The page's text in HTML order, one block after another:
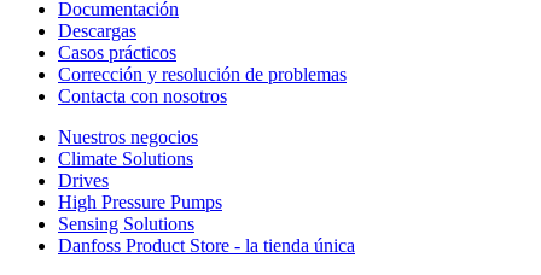
Documentación
Descargas
Casos prácticos
Corrección y resolución de problemas
Contacta con nosotros
Nuestros negocios
Climate Solutions
Drives
High Pressure Pumps
Sensing Solutions
Danfoss Product Store - la tienda única